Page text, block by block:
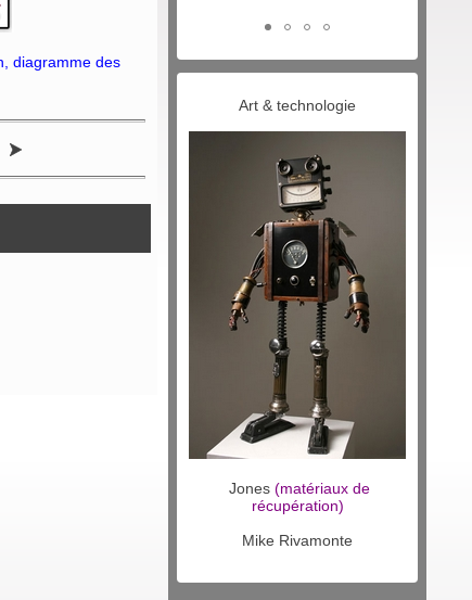
diagramme des
Art & technologie
Jones (matériaux de
récupération)
Mike Rivamonte